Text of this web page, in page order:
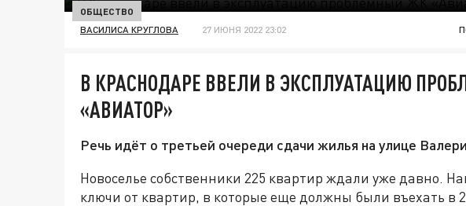
ОБЩЕСТВО
ВАСИЛИСА КРУГЛОВА 27 ИЮНЯ 2022 23:02
В КРАСНОДАРЕ ВВЕЛИ В ЭКСПЛУАТАЦИЮ
«АВИАТОР»
Речь идёт о третьей очереди сдачи жилья на улице
Новоселье собственники 225 квартир ждали уже давно.
ключи от квартир, в которые еще должны были въехать в